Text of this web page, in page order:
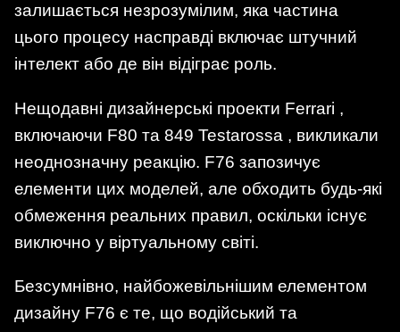
залишається незрозумілим, яка частина
цього процесу насправді включає штучний
інтелект або де він відіграє роль.
Нещодавні дизайнерські проекти Ferrari ,
включаючи F80 та 849 Testarossa , викликали
неоднозначну реакцію. F76 запозичує
елементи цих моделей, але обходить будь-які
обмеження реальних правил, оскільки існує
виключно у віртуальному світі.
Безсумнівно, найбожевільнішим елементом
дизайну F76 є те, що водійський та